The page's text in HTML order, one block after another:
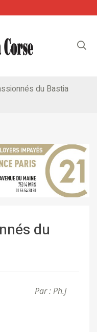
du Bastia
du
Par : Ph.J